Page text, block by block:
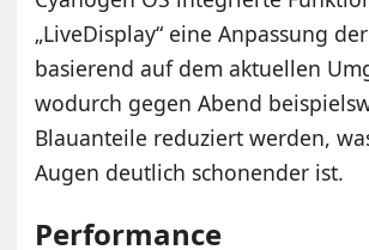
„LiveDisplay“ eine Anpassung
basierend auf dem aktuellen
wodurch gegen Abend
Blauanteile reduziert werden,
Augen deutlich schonender ist.
Performance